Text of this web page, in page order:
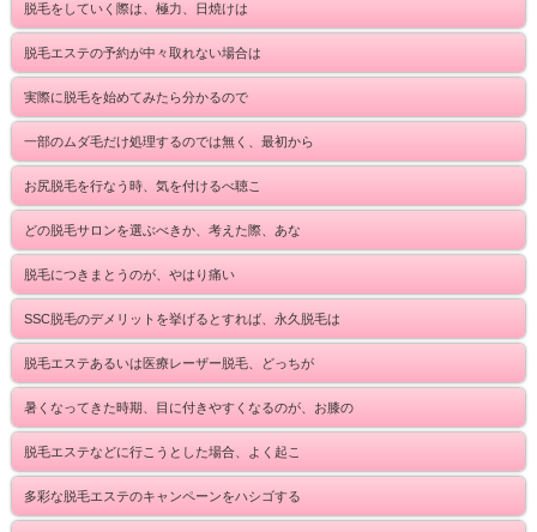
脱毛をしていく際は、極力、日焼けは
脱毛エステの予約が中々取れない場合は
実際に脱毛を始めてみたら分かるので
一部のムダ毛だけ処理するのでは無く、最初から
お尻脱毛を行なう時、気を付けるべ聴こ
どの脱毛サロンを選ぶべきか、考えた際、あな
脱毛につきまとうのが、やはり痛い
SSC脱毛のデメリットを挙げるとすれば、永久脱毛は
脱毛エステあるいは医療レーザー脱毛、どっちが
暑くなってきた時期、目に付きやすくなるのが、お膝の
脱毛エステなどに行こうとした場合、よく起こ
多彩な脱毛エステのキャンペーンをハシゴする